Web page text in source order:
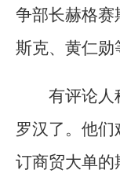
争部长赫格赛
斯克、黄仁勋
有评论人
罗汉了。他
订商贸大单的